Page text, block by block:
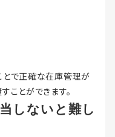
とで正確な在庫管理が
ことができます。
しないと難し